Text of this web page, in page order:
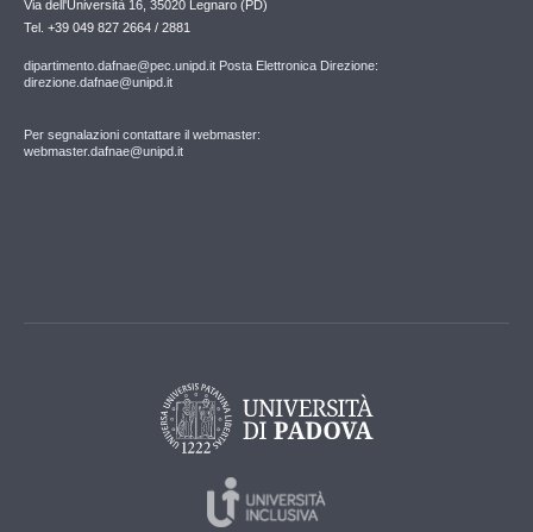
Via dell'Università 16, 35020 Legnaro (PD)
Tel. +39 049 827 2664 / 2881
dipartimento.dafnae@pec.unipd.it Posta Elettronica Direzione:
direzione.dafnae@unipd.it
Per segnalazioni contattare il webmaster:
webmaster.dafnae@unipd.it